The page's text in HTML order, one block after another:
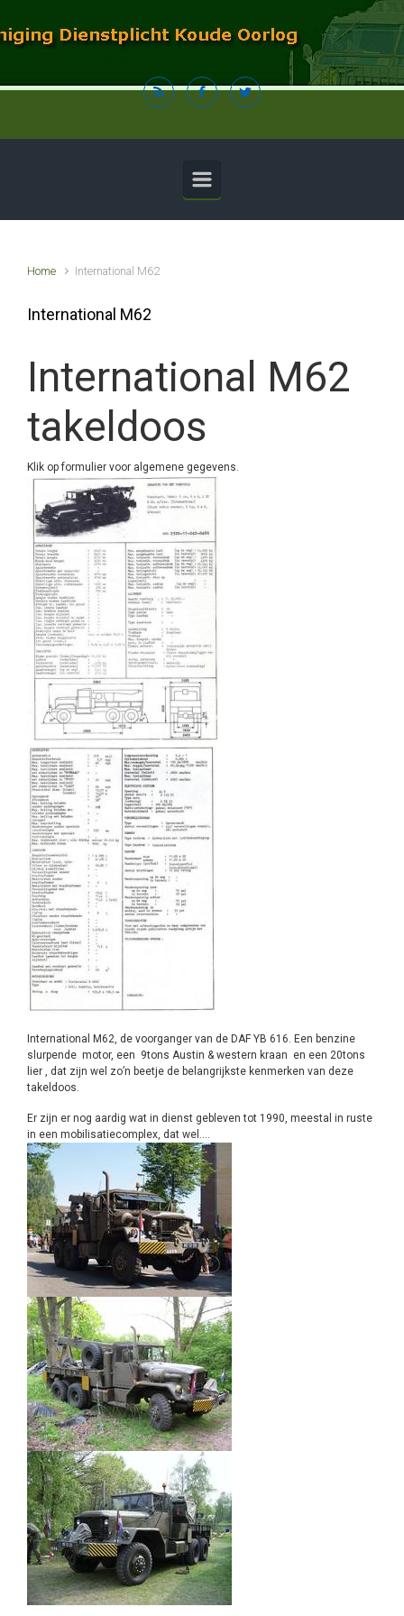
Home International M62
International M62
International M62
takeldoos
Klik op formulier voor algemene gegevens.
International M62, de voorganger van de DAF YB 616. Een benzine
slurpende motor, een 9tons Austin & western kraan en een 20tons
lier , dat zijn wel zo’n beetje de belangrijkste kenmerken van deze
takeldoos.
Er zijn er nog aardig wat in dienst gebleven tot 1990, meestal in ruste
in een mobilisatiecomplex, dat wel….